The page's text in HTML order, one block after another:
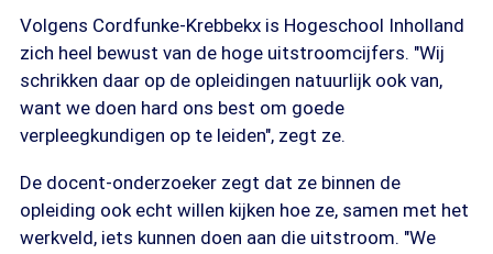
Volgens Cordfunke-Krebbekx is Hogeschool Inholland
zich heel bewust van de hoge uitstroomcijfers. "Wij
schrikken daar op de opleidingen natuurlijk ook van,
want we doen hard ons best om goede
verpleegkundigen op te leiden", zegt ze.
De docent-onderzoeker zegt dat ze binnen de
opleiding ook echt willen kijken hoe ze, samen met het
werkveld, iets kunnen doen aan die uitstroom. "We